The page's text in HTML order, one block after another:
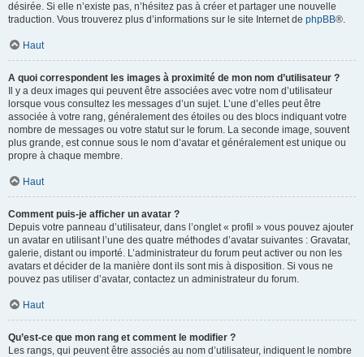
désirée. Si elle n’existe pas, n’hésitez pas à créer et partager une nouvelle
traduction. Vous trouverez plus d’informations sur le site Internet de phpBB®.
Haut
A quoi correspondent les images à proximité de mon nom d’utilisateur ?
Il y a deux images qui peuvent être associées avec votre nom d’utilisateur
lorsque vous consultez les messages d’un sujet. L’une d’elles peut être
associée à votre rang, généralement des étoiles ou des blocs indiquant votre
nombre de messages ou votre statut sur le forum. La seconde image, souvent
plus grande, est connue sous le nom d’avatar et généralement est unique ou
propre à chaque membre.
Haut
Comment puis-je afficher un avatar ?
Depuis votre panneau d’utilisateur, dans l’onglet « profil » vous pouvez ajouter
un avatar en utilisant l’une des quatre méthodes d’avatar suivantes : Gravatar,
galerie, distant ou importé. L’administrateur du forum peut activer ou non les
avatars et décider de la manière dont ils sont mis à disposition. Si vous ne
pouvez pas utiliser d’avatar, contactez un administrateur du forum.
Haut
Qu’est-ce que mon rang et comment le modifier ?
Les rangs, qui peuvent être associés au nom d’utilisateur, indiquent le nombre